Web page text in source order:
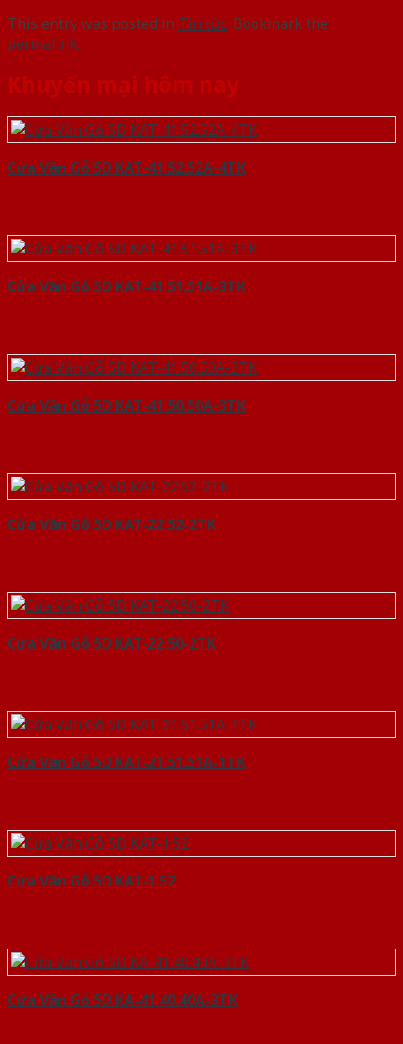
This entry was posted in Tin tức. Bookmark the
permalink.
Khuyến mại hôm nay
Cửa Vân Gỗ 5D KAT-41.52.52A-4TK
Cửa Vân Gỗ 5D KAT-41.51.51A-3TK
Cửa Vân Gỗ 5D KAT-41.50.50A-3TK
Cửa Vân Gỗ 5D KAT-22.52-2TK
Cửa Vân Gỗ 5D KAT-22.50-2TK
Cửa Vân Gỗ 5D KAT-21.51.51A-1TK
Cửa Vân Gỗ 5D KAT-1.52
Cửa Vân Gỗ 5D KA-41.40.40A-3TK